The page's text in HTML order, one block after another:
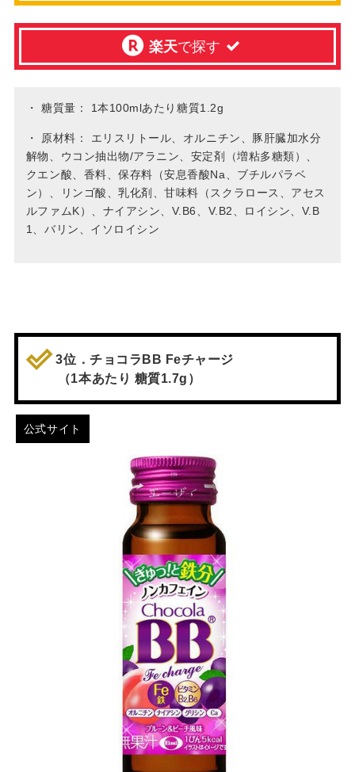
楽天で探す
・ 糖質量： 1本100mlあたり糖質1.2g
・
原材料： エリスリトール、オルニチン、豚肝臓加水分
解物、ウコン抽出物/アラニン、安定剤（増粘多糖類）、
クエン酸、香料、保存料（安息香酸Na、ブチルパラベ
ン）、リンゴ酸、乳化剤、甘味料（スクラロース、アセス
ルファムK）、ナイアシン、V.B6、V.B2、ロイシン、V.B
1、バリン、イソロイシン
3位．チョコラBB Feチャージ
（1本あたり 糖質1.7g）
公式サイト